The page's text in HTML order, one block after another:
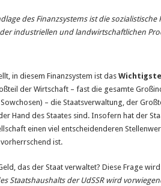
des Finanzsystems ist die
industriellen und landwirtschaftlichen
in diesem Finanzsystem ist das
der Wirtschaft – fast die gesamte
– die Staatsverwaltung, der
Hand des Staates sind. Insofern hat der
einen viel entscheidenderen
ist.
das der Staat verwaltet? Diese Frage
Staatshaushalts der UdSSR wird